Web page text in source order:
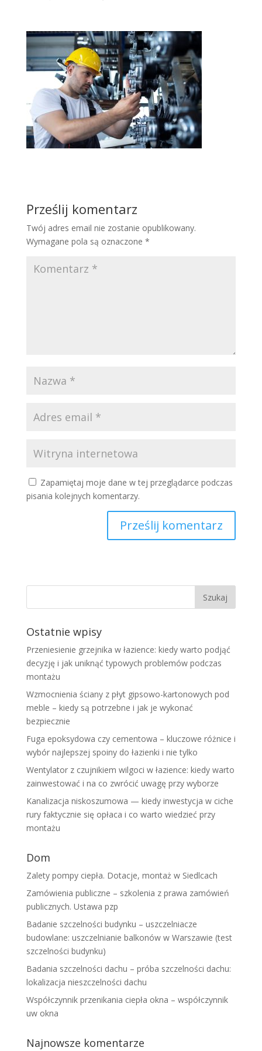
Prześlij komentarz
Twój adres email nie zostanie opublikowany.
Wymagane pola są oznaczone *
Zapamiętaj moje dane w tej przeglądarce podczas
pisania kolejnych komentarzy.
Ostatnie wpisy
Przeniesienie grzejnika w łazience: kiedy warto podjąć
decyzję i jak uniknąć typowych problemów podczas
montażu
Wzmocnienia ściany z płyt gipsowo-kartonowych pod
meble – kiedy są potrzebne i jak je wykonać
bezpiecznie
Fuga epoksydowa czy cementowa – kluczowe różnice i
wybór najlepszej spoiny do łazienki i nie tylko
Wentylator z czujnikiem wilgoci w łazience: kiedy warto
zainwestować i na co zwrócić uwagę przy wyborze
Kanalizacja niskoszumowa — kiedy inwestycja w ciche
rury faktycznie się opłaca i co warto wiedzieć przy
montażu
Dom
Zalety pompy ciepła. Dotacje, montaż w Siedlcach
Zamówienia publiczne – szkolenia z prawa zamówień
publicznych. Ustawa pzp
Badanie szczelności budynku – uszczelniacze
budowlane: uszczelnianie balkonów w Warszawie (test
szczelności budynku)
Badania szczelności dachu – próba szczelności dachu:
lokalizacja nieszczelności dachu
Współczynnik przenikania ciepła okna – współczynnik
uw okna
Najnowsze komentarze